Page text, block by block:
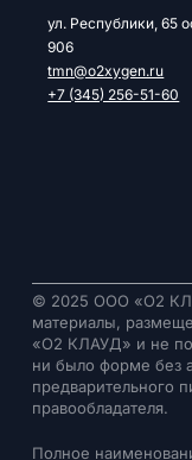
ул. Республики, 65
906
tmn@o2xygen.ru
+7 (345) 256-51-60
© 2025 ООО «О2
материалы,
«О2 КЛАУД» и не
ни было форме без
предварительного
правообладателя.
Полное